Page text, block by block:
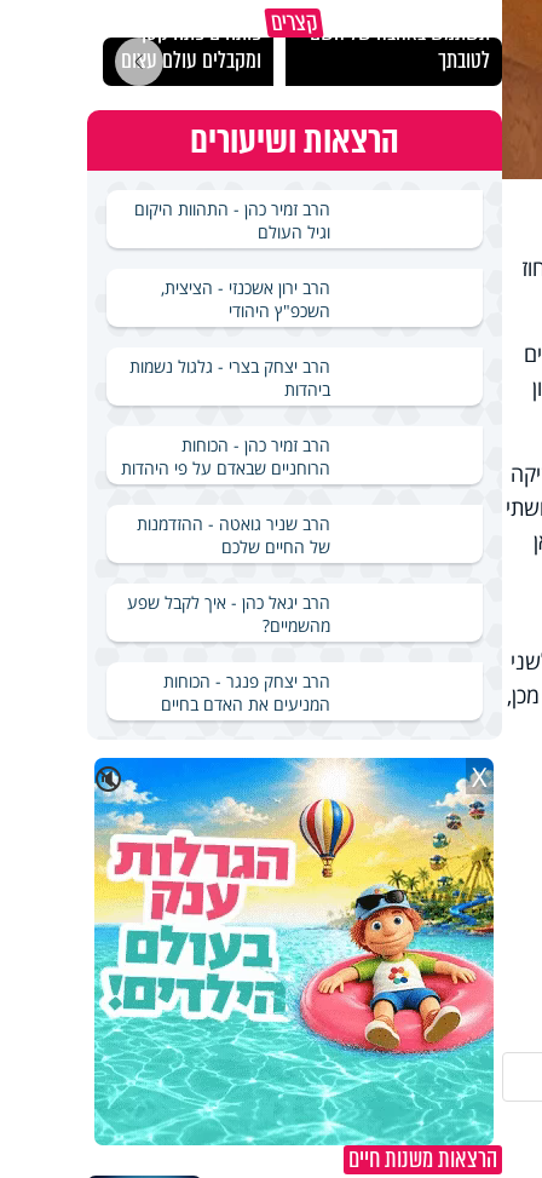
קצריםתשתמש באהבה של השם
לטובתך
פותחים פתח קטן -
ומקבלים עולם עצום
הרצאות ושיעורים
הרב זמיר כהן - התהוות היקום
וגיל העולם
הרב ירון אשכנזי - הציצית,
השכפ"ץ היהודי
הרב יצחק בצרי - גלגול נשמות
ביהדות
הרב זמיר כהן - הכוחות
הרוחניים שבאדם על פי היהדות
הרב שניר גואטה - ההזדמנות
של החיים שלכם
הרב יגאל כהן - איך לקבל שפע
מהשמיים?
הרב יצחק פנגר - הכוחות
המניעים את האדם בחיים
🔇 X
הרצאות משנות חיים